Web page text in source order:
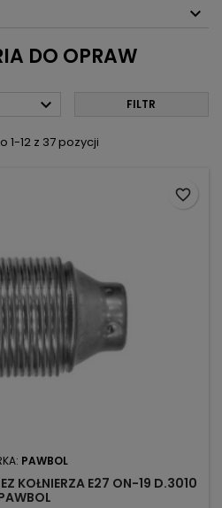
DO OPRAW
 FILTR
1-12 z 37 pozycji
PAWBOL
KOŁNIERZA E27 ON-19 D.3010
favorite_border